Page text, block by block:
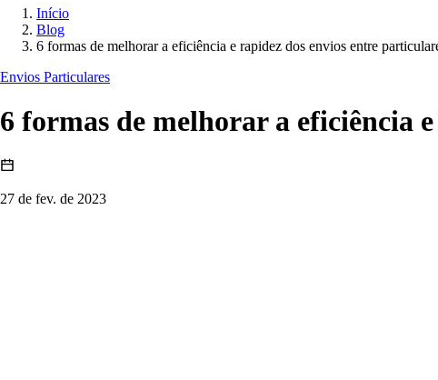
Início
Blog
6 formas de melhorar a eficiência e rapidez dos envios entre
Envios Particulares
6 formas de melhorar a eficiência
27 de fev. de 2023